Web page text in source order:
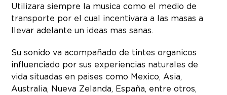
Utilizara siempre la musica como el medio de
transporte por el cual incentivara a las masas a
llevar adelante un ideas mas sanas.
Su sonido va acompañado de tintes organicos
influenciado por sus experiencias naturales de
vida situadas en paises como Mexico, Asia,
Australia, Nueva Zelanda, España, entre otros,